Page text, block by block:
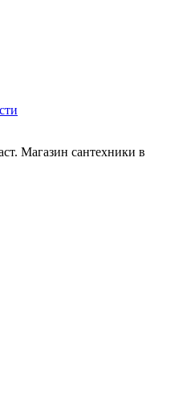
Магазин сантехники в